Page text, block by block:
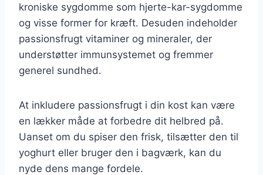
kroniske sygdomme som hjerte-kar-sygdomme
og visse former for kræft. Desuden indeholder
passionsfrugt vitaminer og mineraler, der
understøtter immunsystemet og fremmer
generel sundhed.
At inkludere passionsfrugt i din kost kan være
en lækker måde at forbedre dit helbred på.
Uanset om du spiser den frisk, tilsætter den til
yoghurt eller bruger den i bagværk, kan du
nyde dens mange fordele.